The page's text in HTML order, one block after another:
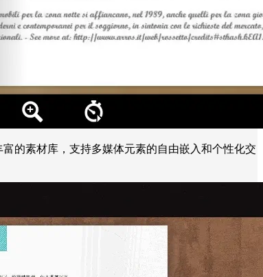
的素材库，支持多媒体元素的自由嵌入和个性化交